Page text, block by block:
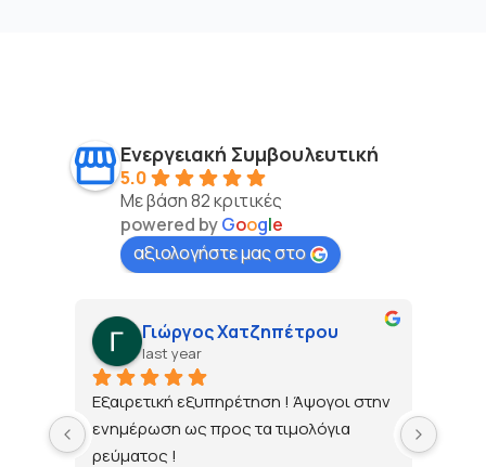
Ενεργειακή Συμβουλευτική
5.0
Με βάση 82 κριτικές
powered byGoogle
αξιολογήστε μας στο
Γιώργος Χατζηπέτρου
last year
Εξαιρετική εξυπηρέτηση ! Άψογοι στην
ενημέρωση ως προς τα τιμολόγια
ρεύματος !